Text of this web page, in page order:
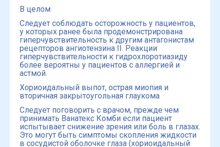
В целом
Следует соблюдать осторожность у пациентов,
у которых ранее была продемонстрирована
гиперчувствительность к другим антагонистам
рецепторов ангиотензина II. Реакции
гиперчувствительности к гидрохлоротиазиду
более вероятны у пациентов с аллергией и
астмой.
Хориоидальный выпот, острая миопия и
вторичная закрытоугольная глаукома
Следует поговорить с врачом, прежде чем
принимать Ванатекс Комби если пациент
испытывает снижение зрения или боль в глазах.
Это могут быть симптомы скопления жидкости
в сосудистой оболочке глаза (хориоидальный